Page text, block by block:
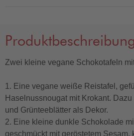
Produktbeschreibung
Zwei kleine vegane Schokotafeln
1. Eine vegane weiße Reistafel,
Haselnussnougat mit Krokant.
und Grünteeblätter als Dekor.
2. Eine kleine dunkle Schokolade
geschmückt mit geröstetem Sesam,